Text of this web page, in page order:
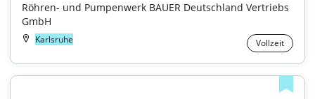
Röhren- und Pumpenwerk BAUER Deutschland Vertriebs
GmbH
Karlsruhe Vollzeit